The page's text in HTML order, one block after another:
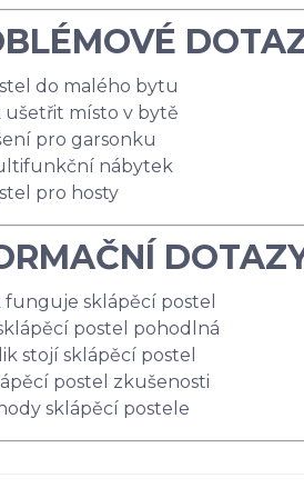
do malého bytu
ušetřit místo v bytě
pro garsonku
nábytek
pro hosty
funguje sklápěcí postel
postel pohodlná
stojí sklápěcí postel
postel zkušenosti
sklápěcí postele